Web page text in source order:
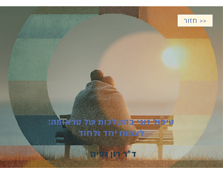
חזור >>
טיפול זוגי בהשלכות של טראומה:
לצמוח יחד ולחוד
ד"ר רון נסים